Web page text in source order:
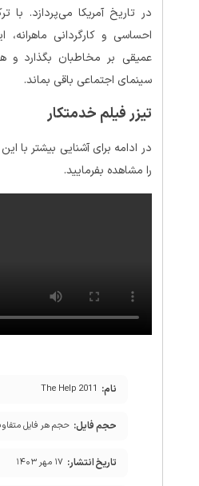
در تاریخ آمریکا می‌پردازد. با
احساسی و کارگردانی ماهرانه،
عمیقی بر مخاطبان بگذارد و
سینمای اجتماعی باقی بماند.
تیزر فیلم خدمتکار
در ادامه برای آشنایی بیشتر با
را مشاهده بفرمایید.
نام: The Help 2011
حجم فایل: حجم هر فایل
تاریخ انتشار: ۱۷ مهر ۱۴۰۳